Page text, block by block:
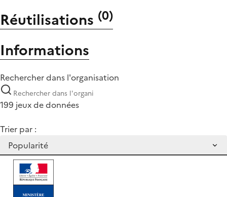
Réutilisations (0)
Informations
Rechercher dans l'organisation
199 jeux de données
Trier par :